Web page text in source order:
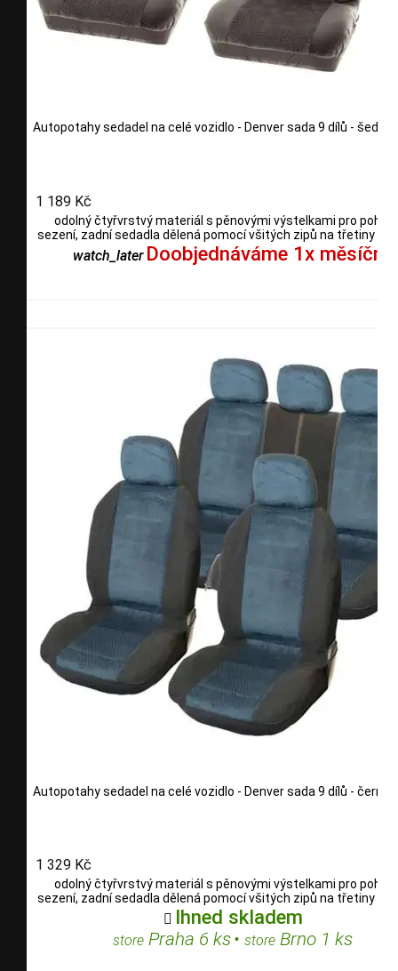
Autopotahy sedadel na celé vozidlo - Denver sada 9 dílů - šedé
1 189 Kč
odolný čtyřvrstvý materiál s pěnovými výstelkami pro
sezení, zadní sedadla dělená pomocí všitých zipů na třetiny i
watch_later Doobjednáváme 1x měsíčně
Autopotahy sedadel na celé vozidlo - Denver sada 9 dílů - černé
1 329 Kč
odolný čtyřvrstvý materiál s pěnovými výstelkami pro
sezení, zadní sedadla dělená pomocí všitých zipů na třetiny i
 Ihned skladem
store Praha 6 ks• store Brno 1 ks